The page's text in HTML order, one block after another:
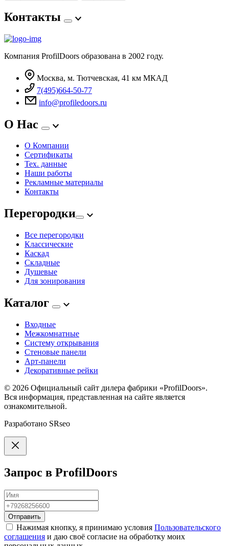
Контакты
Компания ProfilDoors образована в 2002 году.
Москва, м. Тютчевская, 41 км МКАД
7(495)664-50-77
info@profiledoors.ru
О Нас
О Компании
Сертификаты
Тех. данные
Наши работы
Рекламные материалы
Контакты
Перегородки
Все перегородки
Классические
Каскад
Складные
Душевые
Для зонирования
Каталог
Входные
Межкомнатные
Систему открывания
Стеновые панели
Арт-панели
Декоративные рейки
© 2026 Официальный сайт дилера фабрики «ProfilDoors».
Вся информация, представленная на сайте является
ознакомительной.
Разработано SRseo
Запрос в ProfilDoors
Отправить
Нажимая кнопку, я принимаю условия Пользовательского
соглашения и даю своё согласие на обработку моих